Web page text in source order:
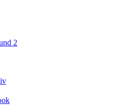
2